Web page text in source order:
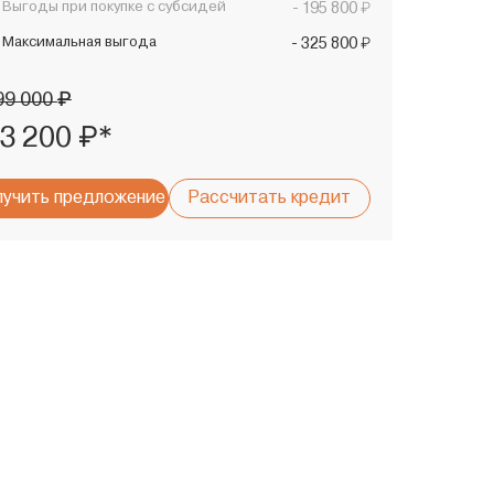
Выгоды при покупке с субсидей - 195 800 ₽
Максимальная выгода - 325 800 ₽
000₽
200 ₽*
предложение Рассчитать кредит